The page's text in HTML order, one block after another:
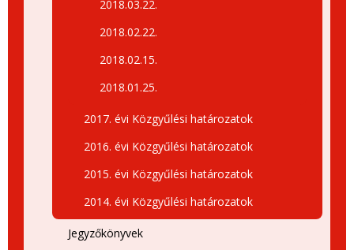
2018.03.22.
2018.02.22.
2018.02.15.
2018.01.25.
2017. évi Közgyűlési határozatok
2016. évi Közgyűlési határozatok
2015. évi Közgyűlési határozatok
2014. évi Közgyűlési határozatok
Jegyzőkönyvek